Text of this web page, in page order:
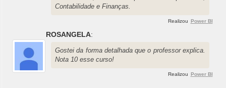
Contabilidade e Finanças.
Realizou Power BI
ROSANGELA:
Gostei da forma detalhada que o professor explica.
Nota 10 esse curso!
Realizou Power BI